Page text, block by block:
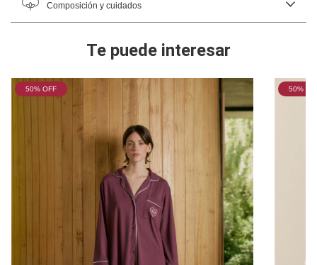
Composición y cuidados
Te puede interesar
50% OFF 50%